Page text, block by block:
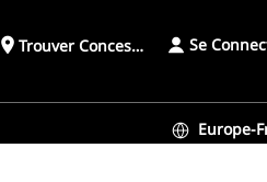
place Trouver ConcessionnaireSe
Europe-